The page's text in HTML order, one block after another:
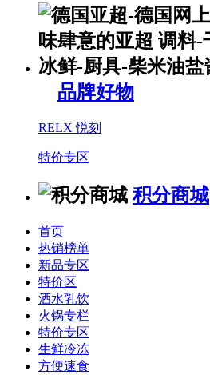
品牌好物
RELX 悦刻
特价专区
积分商城
首页
热销榜单
新品专区
特价区
酒水乳饮
火锅专栏
特价专区
生鲜冷冻
方便速食